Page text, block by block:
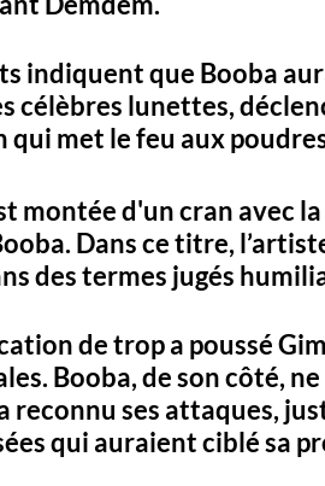
indiquent que Booba
célèbres lunettes,
qui met le feu aux
montée d'un cran avec
Dans ce titre,
des termes jugés
de trop a poussé
Booba, de son côté,
reconnu ses attaques,
qui auraient ciblé sa